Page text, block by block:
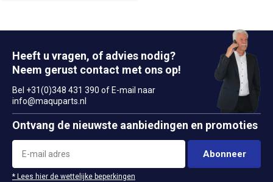
Heeft u vragen, of advies nodig?
Neem gerust contact met ons op!
Bel +31(0)348 431 390 of E-mail naar
info@maquparts.nl
Ontvang de nieuwste aanbiedingen en promoties
Abonneer
* Lees hier de wettelijke beperkingen